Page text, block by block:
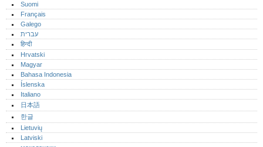
Suomi
Français
Galego
עברית
हिन्दी
Hrvatski
Magyar
Bahasa Indonesia
Íslenska
Italiano
日本語
한글
Lietuvių
Latviski